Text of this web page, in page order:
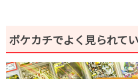
ポケカチでよく見られて